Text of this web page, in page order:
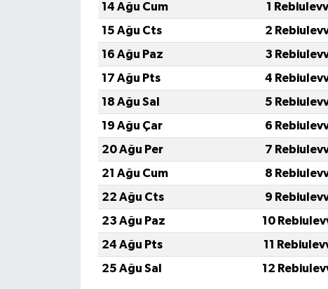
14 Ağu Cum
1
15 Ağu Cts
2
16 Ağu Paz
3
17 Ağu Pts
4
18 Ağu Sal
5
19 Ağu Çar
6
20 Ağu Per
7
21 Ağu Cum
8
22 Ağu Cts
9
23 Ağu Paz
10
24 Ağu Pts
11
25 Ağu Sal
12